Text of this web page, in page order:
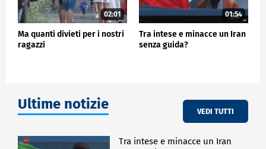
02:01
Ma quanti divieti per i nostri
ragazzi
01:54
Tra intese e minacce un Iran
senza guida?
Ultime notizie VEDI TUTTI
Tra intese e minacce un Iran